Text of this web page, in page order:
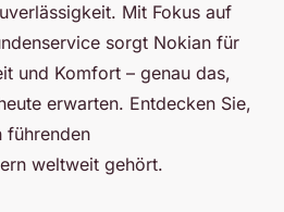
Mit Fokus auf
sorgt Nokian für
und Komfort – genau das,
erwarten. Entdecken Sie,
führenden
weltweit gehört.